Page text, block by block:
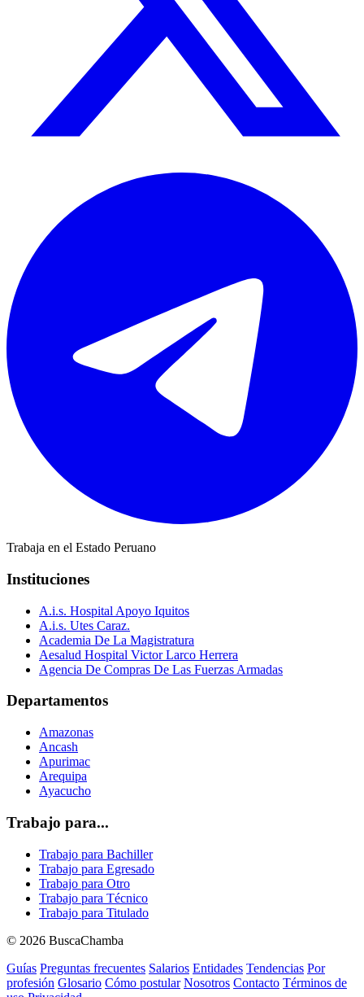
Trabaja en el Estado Peruano
Instituciones
A.i.s. Hospital Apoyo Iquitos
A.i.s. Utes Caraz.
Academia De La Magistratura
Aesalud Hospital Victor Larco Herrera
Agencia De Compras De Las Fuerzas Armadas
Departamentos
Amazonas
Ancash
Apurimac
Arequipa
Ayacucho
Trabajo para...
Trabajo para Bachiller
Trabajo para Egresado
Trabajo para Otro
Trabajo para Técnico
Trabajo para Titulado
© 2026 BuscaChamba
Guías Preguntas frecuentes Salarios Entidades Tendencias Por
profesión Glosario Cómo postular Nosotros Contacto Términos de